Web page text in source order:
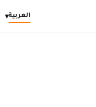
العربية▾